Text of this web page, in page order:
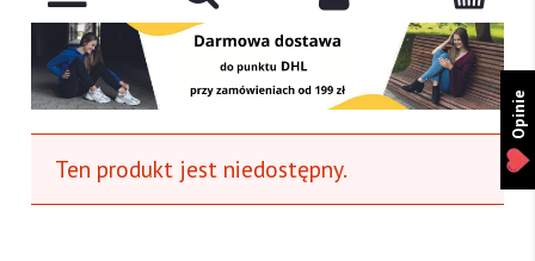
Ten produkt jest niedostępny.
Opinie